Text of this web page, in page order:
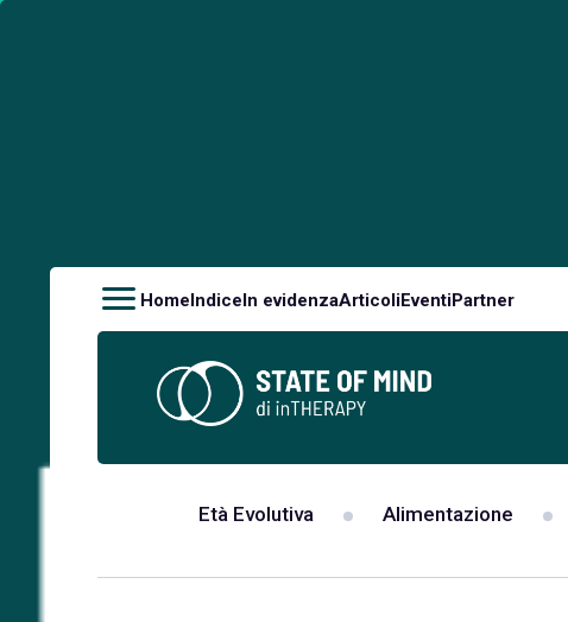
HomeIndiceIn evidenzaArticoliEventiPartner
Età Evolutiva Alimentazione